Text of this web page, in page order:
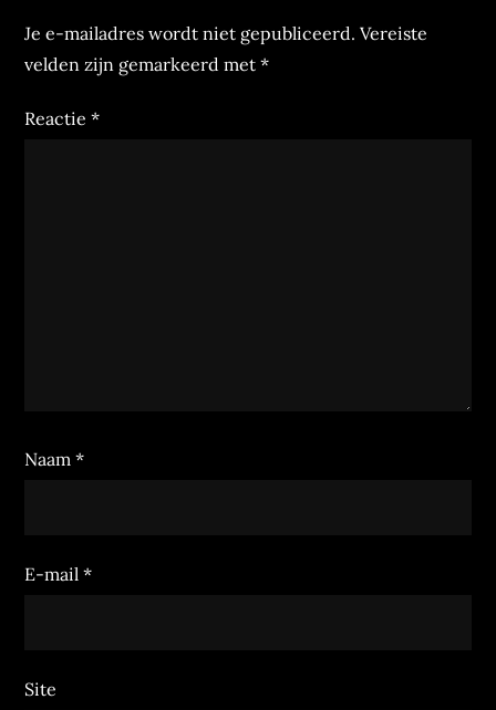
Je e-mailadres wordt niet gepubliceerd. Vereiste
velden zijn gemarkeerd met*
Reactie*
Naam*
E-mail*
Site